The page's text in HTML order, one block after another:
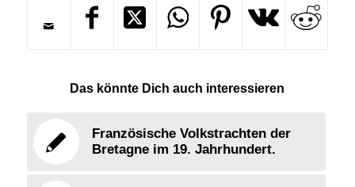
Das könnte Dich auch interessieren
Französische Volkstrachten der
Bretagne im 19. Jahrhundert.